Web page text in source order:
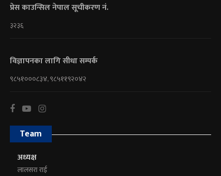
प्रेस काउन्सिल नेपाल सूचीकरण नं.
३२३६
विज्ञापनका लागि सीधा सम्पर्क
९८५१०००८३४, ९८५११९२०४२
Team
अध्यक्ष
लालसरा राई